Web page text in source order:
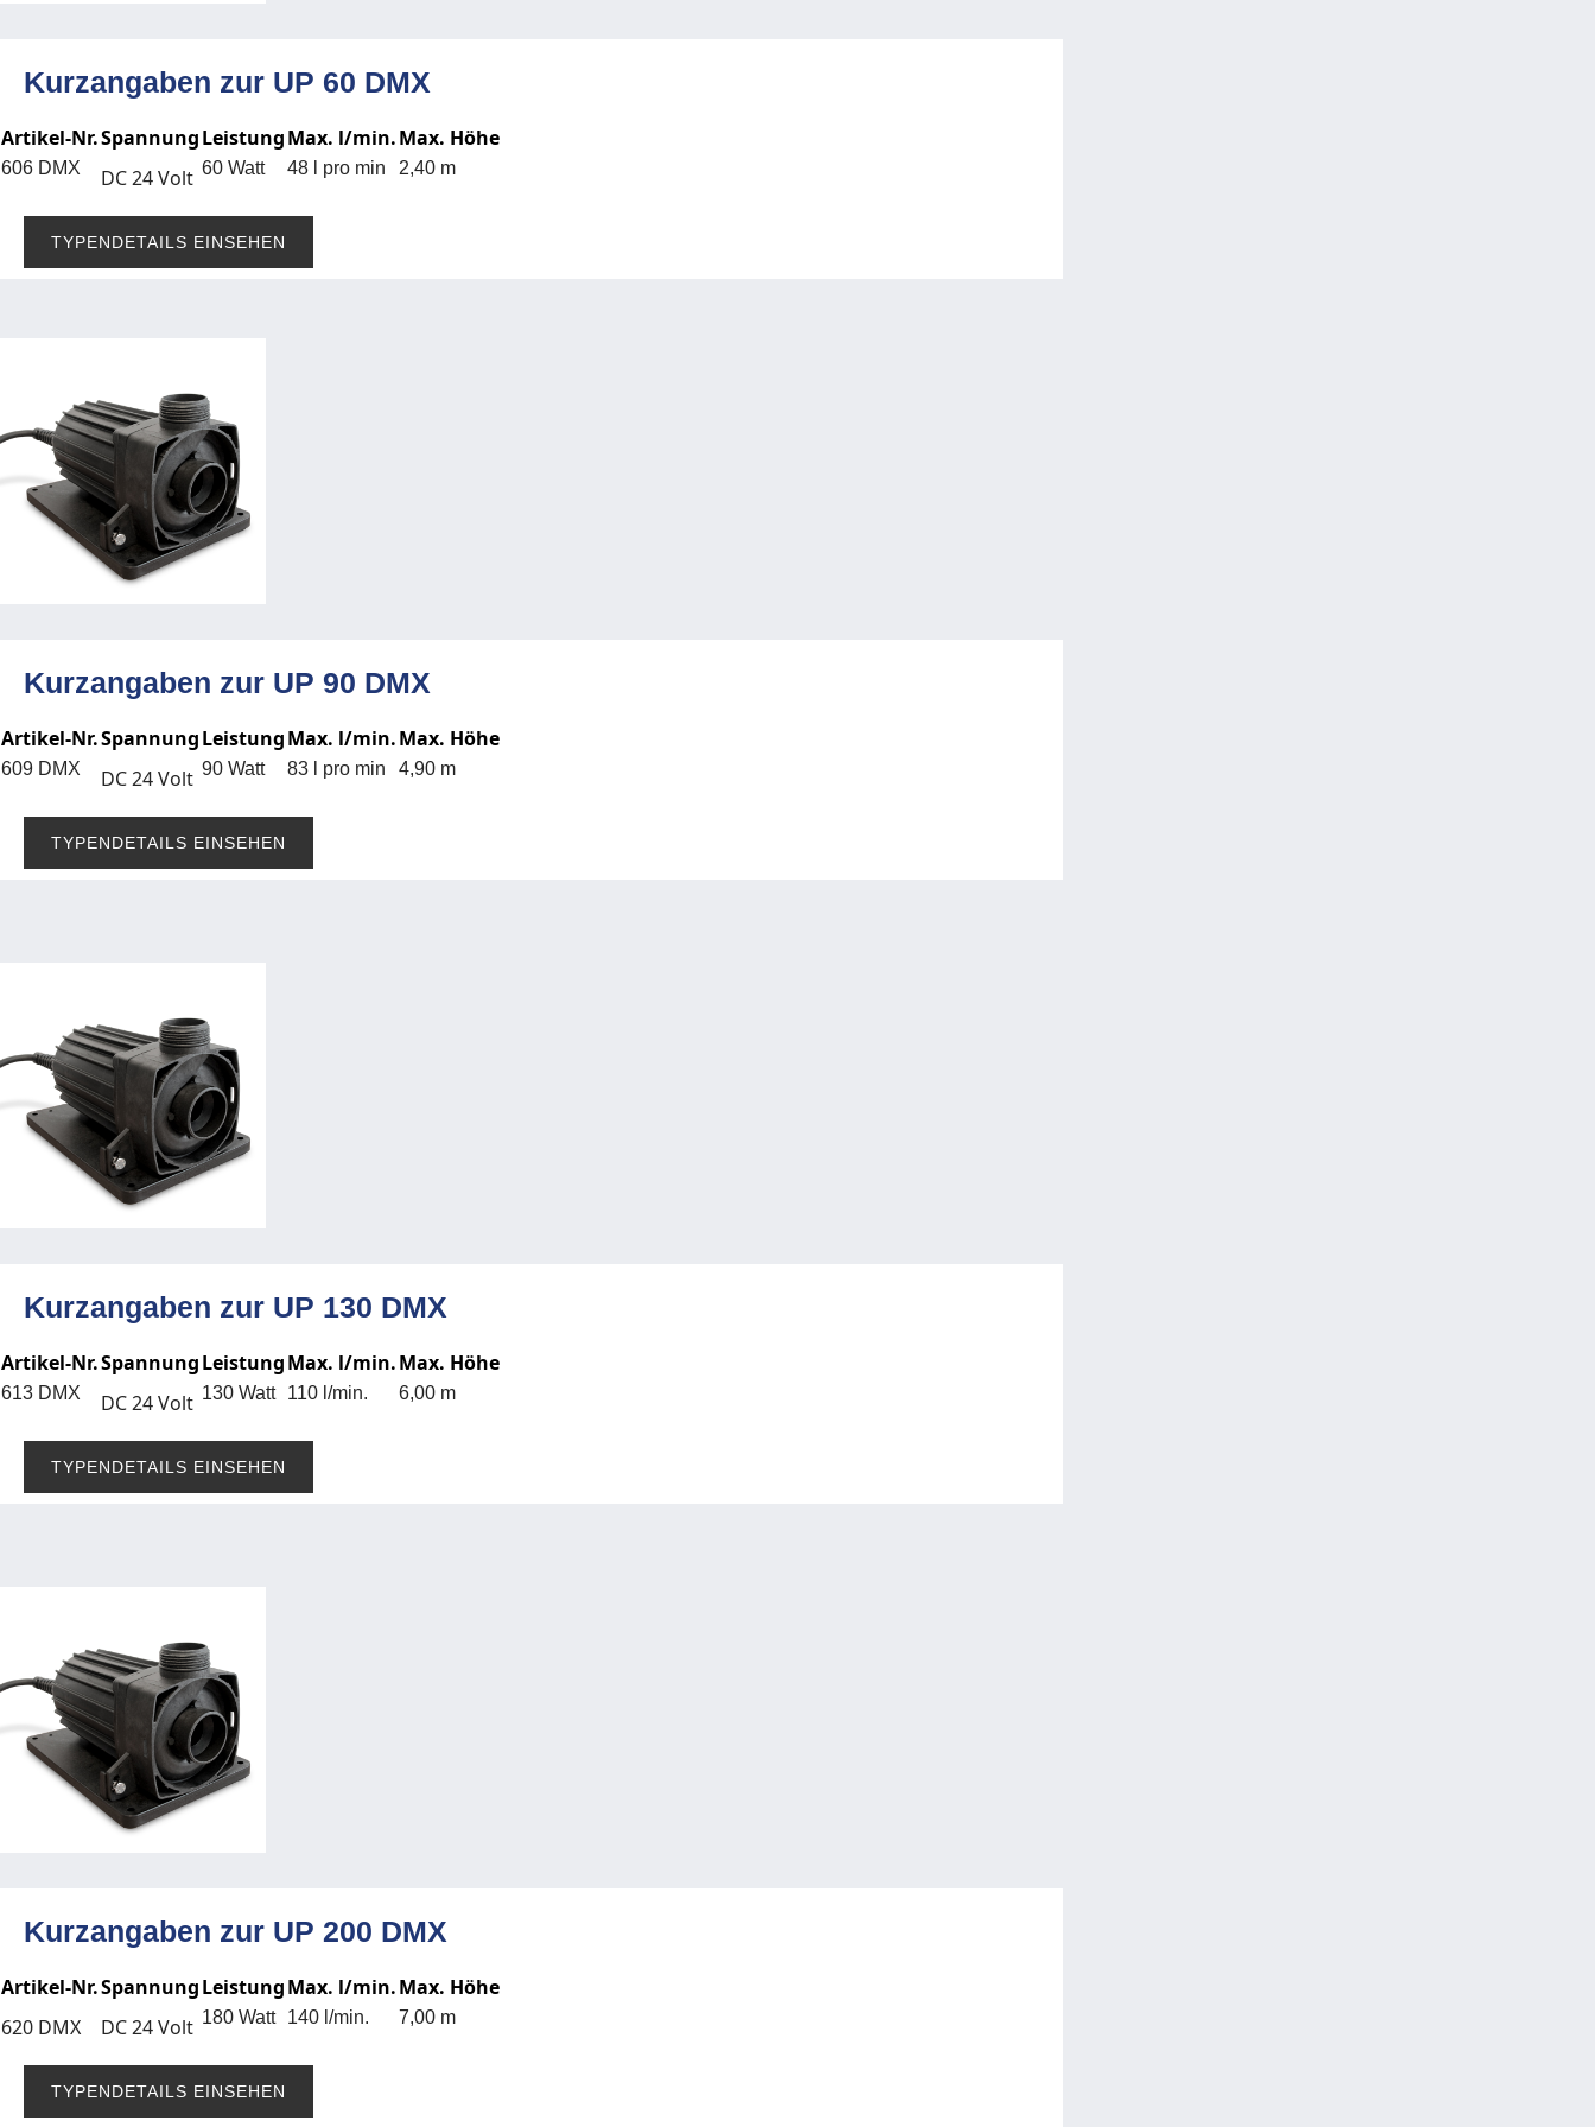
Kurzangaben zur UP 60 DMX
Artikel-Nr.SpannungLeistungMax. l/min.Max. Höhe
606 DMX DC 24 Volt 60 Watt 48 l pro min 2,40 m
TYPENDETAILS EINSEHEN
Kurzangaben zur UP 90 DMX
Artikel-Nr.SpannungLeistungMax. l/min.Max. Höhe
609 DMX DC 24 Volt 90 Watt 83 l pro min 4,90 m
TYPENDETAILS EINSEHEN
Kurzangaben zur UP 130 DMX
Artikel-Nr.SpannungLeistungMax. l/min.Max. Höhe
613 DMX DC 24 Volt 130 Watt 110 l/min. 6,00 m
TYPENDETAILS EINSEHEN
Kurzangaben zur UP 200 DMX
Artikel-Nr.SpannungLeistungMax. l/min.Max. Höhe
620 DMX
DC 24 Volt 180 Watt 140 l/min. 7,00 m
TYPENDETAILS EINSEHEN